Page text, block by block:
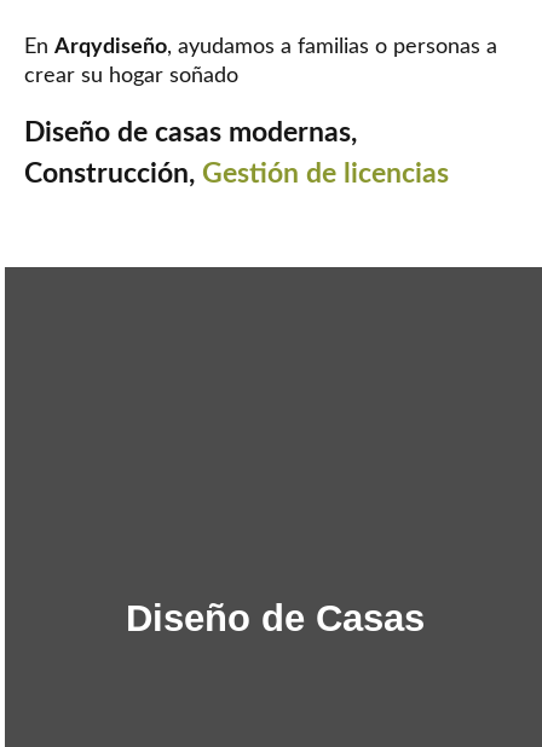
En Arqydiseño, ayudamos a familias o personas a
crear su hogar soñado
Diseño de casas modernas,
Construcción, Gestión de licencias
Diseño de Casas